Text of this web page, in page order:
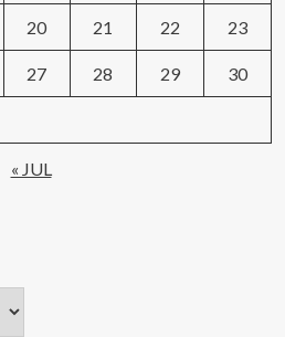
20 21 22 23
27 28 29 30
« JUL